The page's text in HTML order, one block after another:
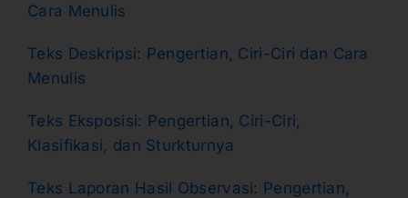
Cara Menulis
Teks Deskripsi: Pengertian, Ciri-Ciri dan Cara
Menulis
Teks Eksposisi: Pengertian, Ciri-Ciri,
Klasifikasi, dan Sturkturnya
Teks Laporan Hasil Observasi: Pengertian,